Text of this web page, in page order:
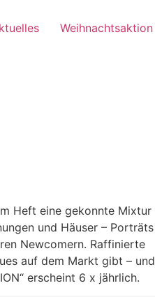
Weihnachtsaktion
Heft eine gekonnte Mixtur
und Häuser – Porträts
Newcomern. Raffinierte
auf dem Markt gibt – und
erscheint 6 x jährlich.